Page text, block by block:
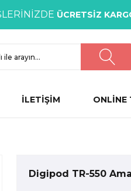
ÜCRETSİZ
İLETİŞİM ONLİNE
Digipod TR-550